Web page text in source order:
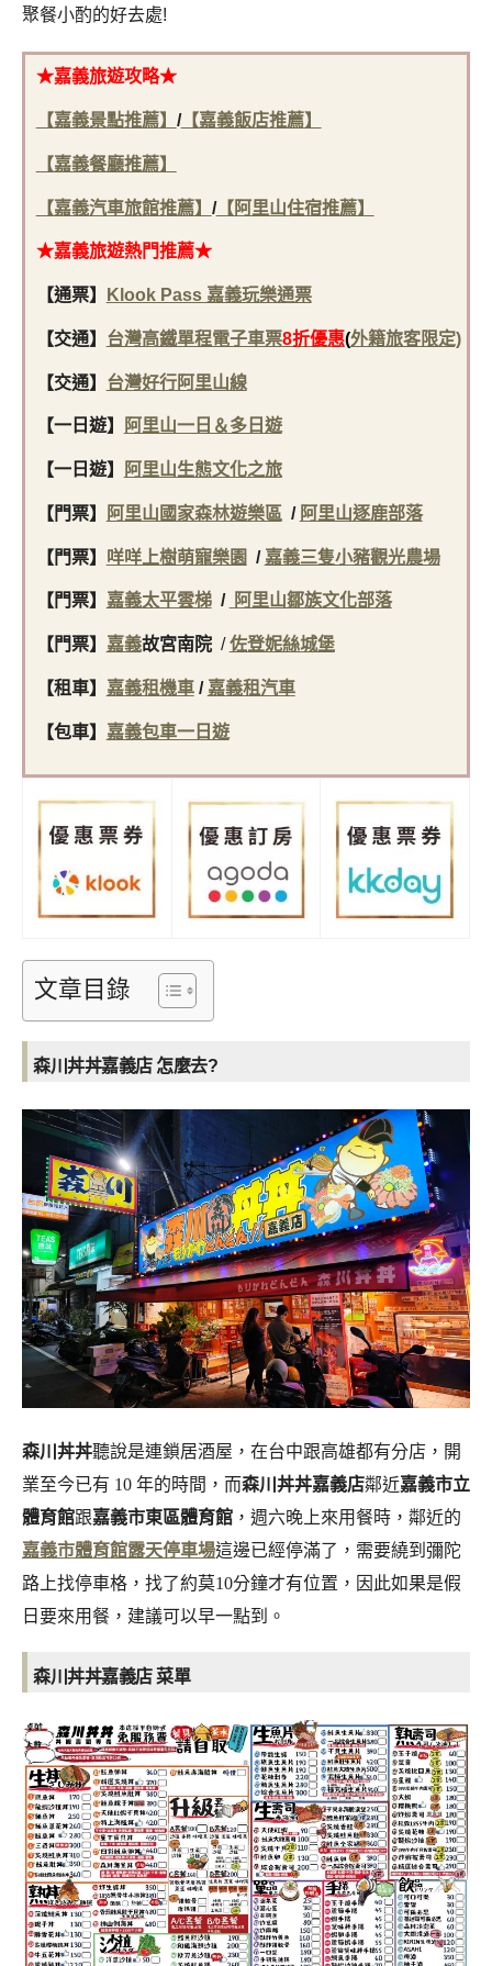
聚餐小酌的好去處!
★嘉義旅遊攻略★
【嘉義景點推薦】 /【嘉義飯店推薦】
【嘉義餐廳推薦】
【嘉義汽車旅館推薦】 /【阿里山住宿推薦】
★嘉義旅遊熱門推薦★
【通票】 Klook Pass 嘉義玩樂通票
【交通】 台灣高鐵單程電子車票8折優惠(外籍旅客限定)
【交通】 台灣好行阿里山線
【一日遊】 阿里山一日＆多日遊
【一日遊】 阿里山生態文化之旅
【門票】 阿里山國家森林遊樂區 / 阿里山逐鹿部落
【門票】 咩咩上樹萌寵樂園 / 嘉義三隻小豬觀光農場
【門票】 嘉義太平雲梯 / 阿里山鄒族文化部落
【門票】 嘉義故宮南院/佐登妮絲城堡
【租車】 嘉義租機車/ 嘉義租汽車
【包車】 嘉義包車一日遊
文章目錄
森川丼丼嘉義店 怎麼去?
森川丼丼聽說是連鎖居酒屋，在台中跟高雄都有分店，開
業至今已有 10 年的時間，而森川丼丼嘉義店鄰近嘉義市立
體育館跟嘉義市東區體育館 ，週六晚上來用餐時，鄰近的
嘉義市體育館露天停車場這邊已經停滿了，需要繞到彌陀
路上找停車格，找了約莫10分鐘才有位置，因此如果是假
日要來用餐，建議可以早一點到。
森川丼丼嘉義店 菜單